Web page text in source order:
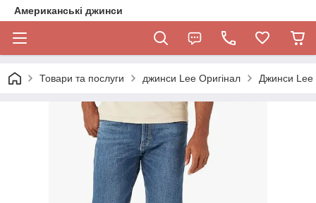
Американські джинси
Товари та послуги джинси Lee Оригінал Джинси Lee